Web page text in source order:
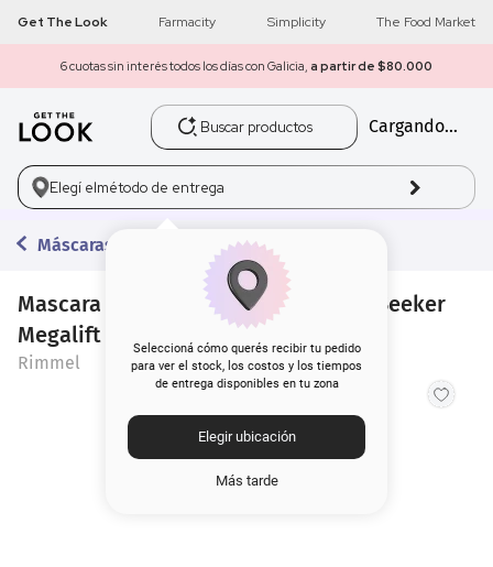
Get The Look Farmacity Simplicity The Food Market
6 cuotas sin interés todos los días con Galicia, a partir de $80.000
Buscar productos
Cargando...
Elegí elmétodo de entrega
Seleccioná cómo querés recibir tu pedido
para ver el stock, los costos y los tiempos
de entrega disponibles en tu zona
Elegir ubicación
Más tarde
Máscaras de Pestañas
Mascara de Pestanas Rimmel Thrill Seeker
Megalift Brown 002
Rimmel
1 get the look
2 máscara pestañas
3.
5. corrector